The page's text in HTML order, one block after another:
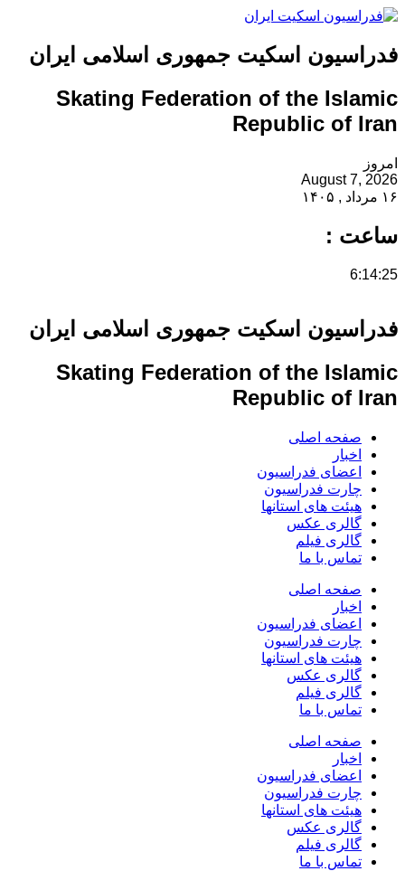
فدراسیون اسکیت جمهوری اسلامی ایران
Skating Federation of the Islamic
Republic of Iran
امروز
August 7, 2026
۱۶ مرداد , ۱۴۰۵
ساعت :
6:14:26
فدراسیون اسکیت جمهوری اسلامی ایران
Skating Federation of the Islamic
Republic of Iran
صفحه اصلی
اخبار
اعضای فدراسیون
چارت فدراسیون
هیئت های استانها
گالری عکس
گالری فیلم
تماس با ما
صفحه اصلی
اخبار
اعضای فدراسیون
چارت فدراسیون
هیئت های استانها
گالری عکس
گالری فیلم
تماس با ما
صفحه اصلی
اخبار
اعضای فدراسیون
چارت فدراسیون
هیئت های استانها
گالری عکس
گالری فیلم
تماس با ما